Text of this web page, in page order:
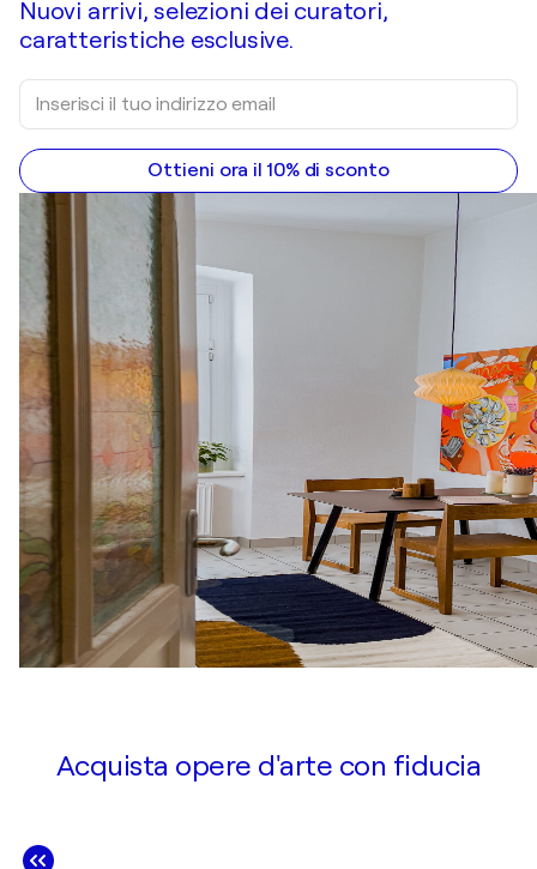
Nuovi arrivi, selezioni dei curatori,
caratteristiche esclusive.
Ottieni ora il 10% di sconto
Acquista opere d'arte con fiducia